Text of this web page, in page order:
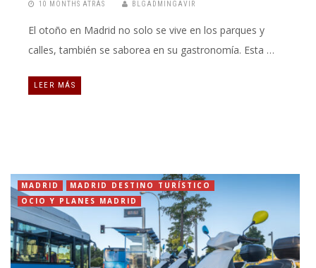
10 MONTHS ATRÁS BLGADMINGAVIR
El otoño en Madrid no solo se vive en los parques y
calles, también se saborea en su gastronomía. Esta …
LEER MÁS
MADRID
MADRID DESTINO TURÍSTICO
OCIO Y PLANES MADRID